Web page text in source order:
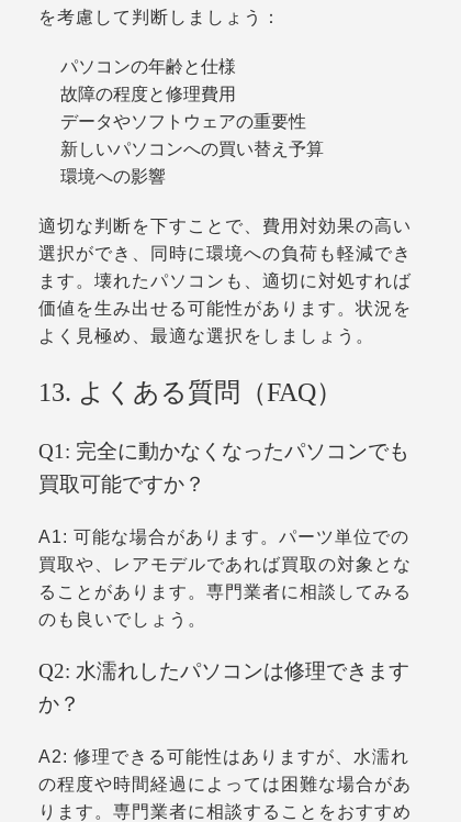
を考慮して判断しましょう：
パソコンの年齢と仕様
故障の程度と修理費用
データやソフトウェアの重要性
新しいパソコンへの買い替え予算
環境への影響
適切な判断を下すことで、費用対効果の高い
選択ができ、同時に環境への負荷も軽減でき
ます。壊れたパソコンも、適切に対処すれば
価値を生み出せる可能性があります。状況を
よく見極め、最適な選択をしましょう。
13. よくある質問（FAQ）
Q1: 完全に動かなくなったパソコンでも
買取可能ですか？
A1: 可能な場合があります。パーツ単位での
買取や、レアモデルであれば買取の対象とな
ることがあります。専門業者に相談してみる
のも良いでしょう。
Q2: 水濡れしたパソコンは修理できます
か？
A2: 修理できる可能性はありますが、水濡れ
の程度や時間経過によっては困難な場合があ
ります。専門業者に相談することをおすすめ